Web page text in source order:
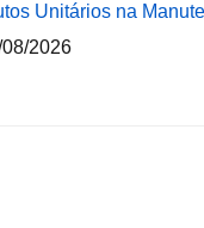
Unitários na
2026